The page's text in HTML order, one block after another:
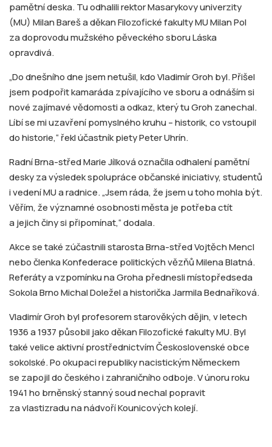
pamětní deska. Tu odhalili rektor Masarykovy univerzity
(MU) Milan Bareš a děkan Filozofické fakulty MU Milan Pol
za doprovodu mužského pěveckého sboru Láska
opravdivá.
„Do dnešního dne jsem netušil, kdo Vladimír Groh byl. Přišel
jsem podpořit kamaráda zpívajícího ve sboru a odnáším si
nové zajímavé vědomosti a odkaz, který tu Groh zanechal.
Líbí se mi uzavření pomyslného kruhu – historik, co vstoupil
do historie,“ řekl účastník piety Peter Uhrín.
Radní Brna-střed Marie Jílková označila odhalení pamětní
desky za výsledek spolupráce občanské iniciativy, studentů
i vedení MU a radnice. „Jsem ráda, že jsem u toho mohla být.
Věřím, že významné osobnosti města je potřeba ctít
a jejich činy si připomínat,“ dodala.
Akce se také zúčastnili starosta Brna-střed Vojtěch Mencl
nebo členka Konfederace politických vězňů Milena Blatná.
Referáty a vzpomínku na Groha přednesli místopředseda
Sokola Brno Michal Doležel a historička Jarmila Bednaříková.
Vladimír Groh byl profesorem starověkých dějin, v letech
1936 a 1937 působil jako děkan Filozofické fakulty MU. Byl
také velice aktivní prostřednictvím Československé obce
sokolské. Po okupaci republiky nacistickým Německem
se zapojil do českého i zahraničního odboje. V únoru roku
1941 ho brněnský stanný soud nechal popravit
za vlastizradu na nádvoří Kounicových kolejí.